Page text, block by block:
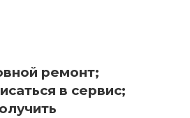
ремонт;
в сервис;